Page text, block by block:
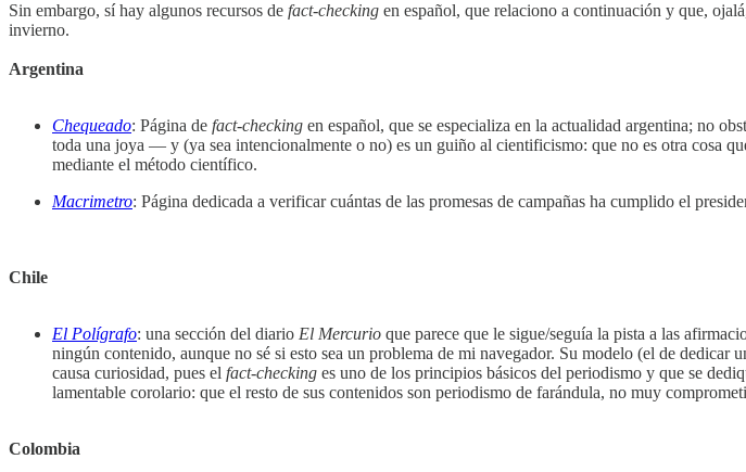
Sin embargo, sí hay algunos recursos de fact-checking en español, que relaciono a continuación y que,
invierno.
Argentina
Chequeado: Página de fact-checking en español, que se especializa en la actualidad argentina; no
toda una joya — y (ya sea intencionalmente o no) es un guiño al cientificismo: que no es otra cosa
mediante el método científico.
Macrimetro: Página dedicada a verificar cuántas de las promesas de campañas ha cumplido el
Chile
El Polígrafo: una sección del diario El Mercurio que parece que le sigue/seguía la pista a las
ningún contenido, aunque no sé si esto sea un problema de mi navegador. Su modelo (el de dedicar
causa curiosidad, pues el fact-checking es uno de los principios básicos del periodismo y que se
lamentable corolario: que el resto de sus contenidos son periodismo de farándula, no muy
Colombia